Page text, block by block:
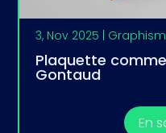
3, Nov 2025 |
Plaquette
Gontaud
En